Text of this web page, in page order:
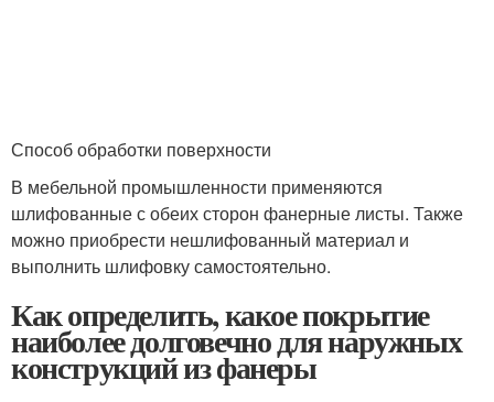
Способ обработки поверхности
В мебельной промышленности применяются
шлифованные с обеих сторон фанерные листы. Также
можно приобрести нешлифованный материал и
выполнить шлифовку самостоятельно.
Как определить, какое покрытие
наиболее долговечно для наружных
конструкций из фанеры